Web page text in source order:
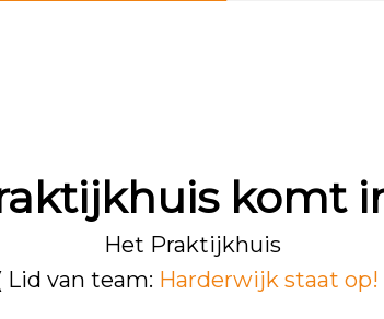
komt
Het Praktijkhuis
Lid van team: Harderwijk staat op!